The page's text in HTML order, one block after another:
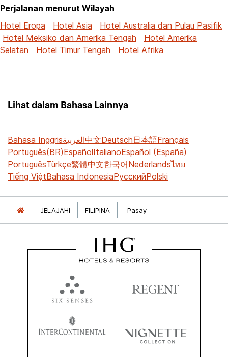
Perjalanan menurut Wilayah
Hotel Eropa
Hotel Asia
Hotel Australia dan Pulau Pasifik
Hotel Meksiko dan Amerika Tengah
Hotel Amerika
Selatan
Hotel Timur Tengah Hotel Afrika
Lihat dalam Bahasa Lainnya
Bahasa Inggrisالعربية中文Deutsch日本語Français
Português(BR)EspañolItalianoEspañol (España)
PortuguêsTürkçe繁體中文한국어Nederlandsไทย
Tiếng ViệtBahasa IndonesiaРусскийPolski
JELAJAHI FILIPINA Pasay